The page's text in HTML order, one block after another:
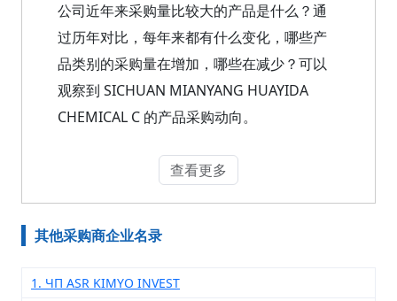
公司近年来采购量比较大的产品是什么？通
过历年对比，每年来都有什么变化，哪些产
品类别的采购量在增加，哪些在减少？可以
观察到 SICHUAN MIANYANG HUAYIDA
CHEMICAL C 的产品采购动向。
查看更多
其他采购商企业名录
1. ЧП ASR KIMYO INVEST